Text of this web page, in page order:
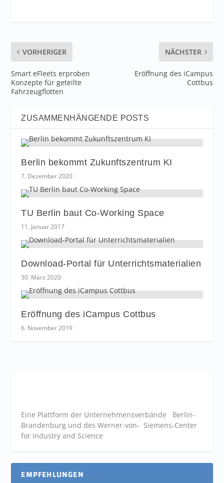
VORHERIGER
Smart eFleets erproben
Konzepte für geteilte
Fahrzeugflotten
NÄCHSTER
Eröffnung des iCampus
Cottbus
ZUSAMMENHÄNGENDE POSTS
Berlin bekommt Zukunftszentrum KI
7. Dezember 2020
TU Berlin baut Co-Working Space
11. Januar 2017
Download-Portal für Unterrichtsmaterialien
30. März 2020
Eröffnung des iCampus Cottbus
6. November 2019
Eine Plattform der Unternehmensverbände Berlin-
Brandenburg und des Werner-von- Siemens-Center
for Industry and Science
EMPFEHLUNGEN